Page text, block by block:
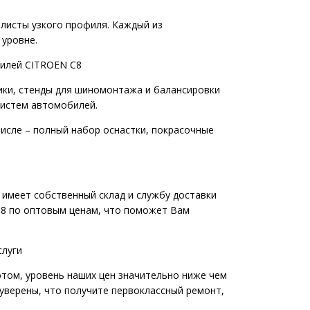
узкого профиля. Каждый из
CITROEN C8
стенды для шиномонтажа и балансировки
автомобилей.
– полный набор оснастки, покрасочные
собственный склад и службу доставки
по оптовым ценам, что поможет Вам
уровень наших цен значительно ниже чем
что получите первоклассный ремонт,